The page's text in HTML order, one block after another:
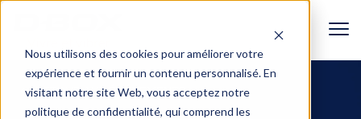
Nous utilisons des cookies pour améliorer votre
expérience et fournir un contenu personnalisé. En
visitant notre site Web, vous accepteznotre
politique de confidentialité, qui comprend les
RETOUR AUX ÉVÉNEMENTS